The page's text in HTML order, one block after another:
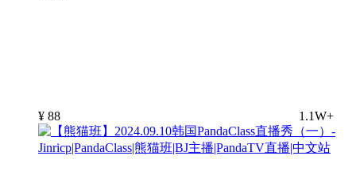
¥ 88 1.1W+